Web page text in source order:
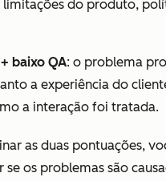
limitações do produto,
baixo QA: o problema
a experiência do
a interação foi tratada.
as duas pontuações,
se os problemas são